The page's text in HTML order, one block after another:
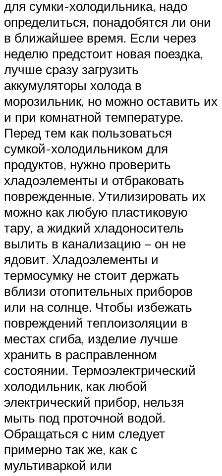
для сумки-холодильника, надо
определиться, понадобятся ли они
в ближайшее время. Если через
неделю предстоит новая поездка,
лучше сразу загрузить
аккумуляторы холода в
морозильник, но можно оставить их
и при комнатной температуре.
Перед тем как пользоваться
сумкой-холодильником для
продуктов, нужно проверить
хладоэлементы и отбраковать
поврежденные. Утилизировать их
можно как любую пластиковую
тару, а жидкий хладоноситель
вылить в канализацию – он не
ядовит. Хладоэлементы и
термосумку не стоит держать
вблизи отопительных приборов
или на солнце. Чтобы избежать
повреждений теплоизоляции в
местах сгиба, изделие лучше
хранить в расправленном
состоянии. Термоэлектрический
холодильник, как любой
электрический прибор, нельзя
мыть под проточной водой.
Обращаться с ним следует
примерно так же, как с
мультиваркой или